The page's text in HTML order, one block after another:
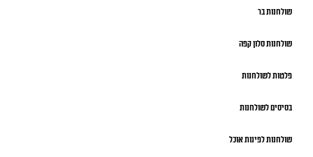
שולחנות בר
שולחנות סלון קפה
פלטות לשולחנות
בסיסים לשולחנות
שולחנות לפינות אוכל